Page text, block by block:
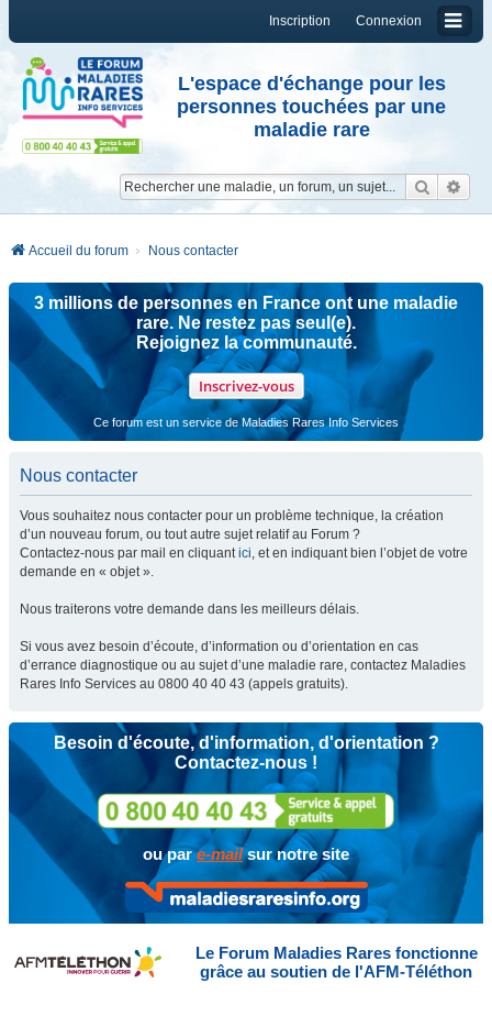
Connexion
Inscription
L'espace d'échange pour les
personnes touchées par une
maladie rare
Accueil du forum Nous contacter
3 millions de personnes en France ont une maladie
rare. Ne restez pas seul(e).
Rejoignez la communauté.
Inscrivez-vous
Ce forum est un service de Maladies Rares Info Services
Nous contacter
Vous souhaitez nous contacter pour un problème technique, la création
d’un nouveau forum, ou tout autre sujet relatif au Forum ?
Contactez-nous par mail en cliquantici, et en indiquant bien l’objet de votre
demande en « objet ».
Nous traiterons votre demande dans les meilleurs délais.
Si vous avez besoin d’écoute, d’information ou d’orientation en cas
d’errance diagnostique ou au sujet d’une maladie rare, contactez Maladies
Rares Info Services au 0800 40 40 43 (appels gratuits).
Besoin d'écoute, d'information, d'orientation ?
Contactez-nous !
ou pare-mailsur notre site
Le Forum Maladies Rares fonctionne
grâce au soutien de l'AFM-Téléthon